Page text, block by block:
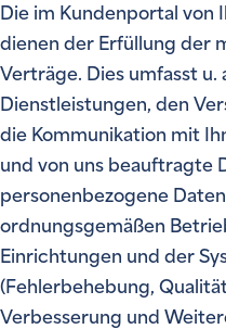
Die im Kundenportal von
dienen der Erfüllung der
Verträge. Dies umfasst u.
Dienstleistungen, den
die Kommunikation mit
und von uns beauftragte
personenbezogene
ordnungsgemäßen
Einrichtungen und der
(Fehlerbehebung,
Verbesserung und